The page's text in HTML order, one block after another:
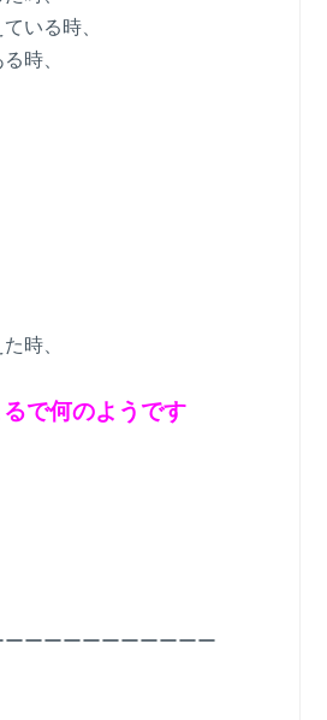
いる時、
時、
時、
るで何のようです
ーーーーーーーーーー